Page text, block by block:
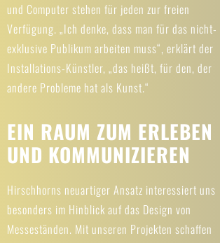
und Computer stehen für jeden zur freien
Verfügung. „Ich denke, dass man für das nicht-
exklusive Publikum arbeiten muss“, erklärt der
Installations-Künstler, „das heißt, für den, der
andere Probleme hat als Kunst.“
EIN RAUM ZUM ERLEBEN
UND KOMMUNIZIEREN
Hirschhorns neuartiger Ansatz interessiert uns
besonders im Hinblick auf das Design von
Messeständen. Mit unseren Projekten schaffen